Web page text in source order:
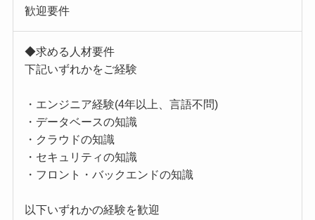
歓迎要件
◆求める人材要件
下記いずれかをご経験
・エンジニア経験(4年以上、言語不問)
・データベースの知識
・クラウドの知識
・セキュリティの知識
・フロント・バックエンドの知識
以下いずれかの経験を歓迎